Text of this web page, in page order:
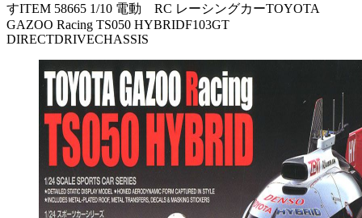
すITEM 58665 1/10 電動 RC レーシングカーTOYOTA
GAZOO Racing TS050 HYBRIDF103GT
DIRECTDRIVECHASSIS